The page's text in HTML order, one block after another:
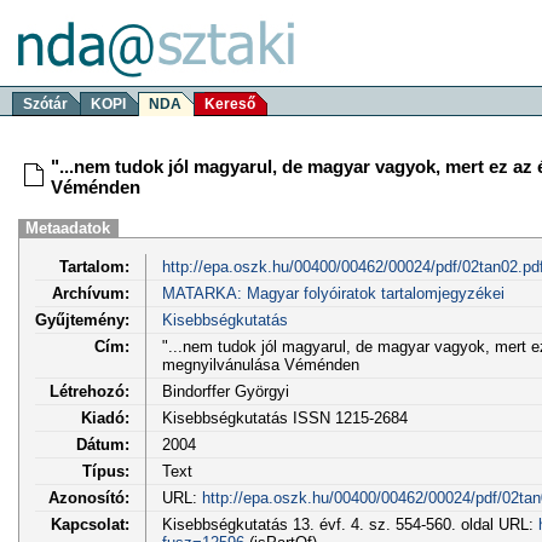
Szótár KOPI NDA Kereső
"...nem tudok jól magyarul, de magyar vagyok, mert ez
Véménden
Metaadatok
Tartalom:
http://epa.oszk.hu/00400/00462/00024/pdf/
Archívum:
MATARKA: Magyar folyóiratok tartalomjegyzékei
Gyűjtemény:
Kisebbségkutatás
Cím:
"...nem tudok jól magyarul, de magyar vagyok, mert
megnyilvánulása Véménden
Létrehozó:
Bindorffer Györgyi
Kiadó:
Kisebbségkutatás ISSN 1215-2684
Dátum:
2004
Típus:
Text
Azonosító:
URL: http://epa.oszk.hu/00400/00462/00024/pdf/
Kapcsolat:
Kisebbségkutatás 13. évf. 4. sz. 554-560. oldal URL: